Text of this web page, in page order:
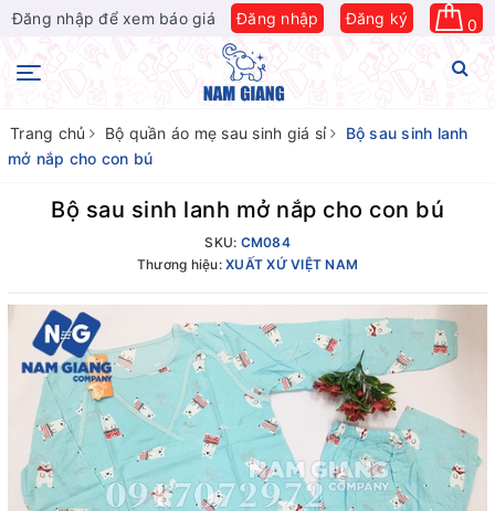
Đăng nhập để xem báo giá Đăng nhập Đăng ký 0
Trang chủ Bộ quần áo mẹ sau sinh giá sỉ
Bộ sau sinh lanh
mở nắp cho con bú
Bộ sau sinh lanh mở nắp cho con bú
SKU: CM084
Thương hiệu:XUẤT XỨ VIỆT NAM